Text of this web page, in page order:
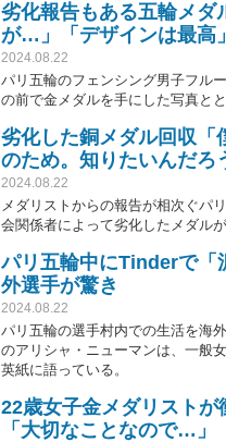
劣化報告もある五輪メダ
が…」「デザインは最高」
2024.08.22
パリ五輪のフェンシング男子フル
の前で金メダルを手にした写真と
劣化した銅メダル回収
のため。知りたいんだろ
2024.08.22
メダリストからの報告が相次ぐパ
会関係者によって劣化したメダル
パリ五輪中にTinderで
外選手が驚き
2024.08.22
パリ五輪の選手村内での生活を海
のアリシャ・ニューマンは、一般
英紙に語っている。
22歳女子金メダリスト
「大切なことなので…」